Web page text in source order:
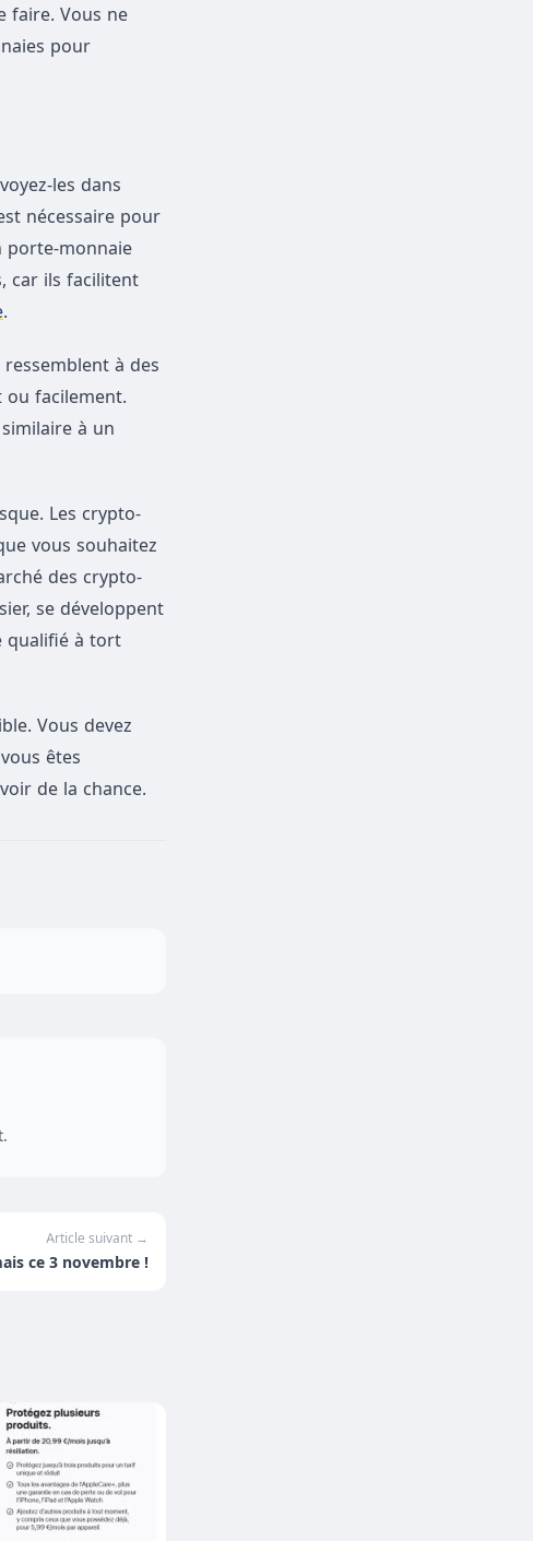
faire. Vous ne
pour
les dans
nécessaire pour
porte-monnaie
car ils facilitent
.
à des
ou facilement.
à un
Les crypto-
vous souhaitez
des crypto-
se développent
qualifié à tort
Vous devez
êtes
de la chance.
Article suivant →
ce 3 novembre !